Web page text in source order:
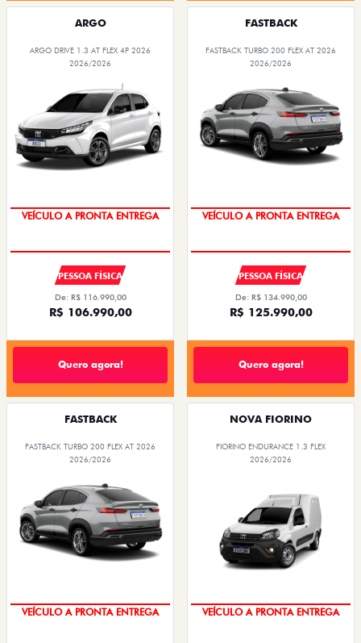
ARGO
ARGO DRIVE 1.3 AT FLEX 4P 2026
2026/2026
VEÍCULO A PRONTA ENTREGA
PESSOA FÍSICA
De: R$ 116.990,00
R$ 106.990,00
Quero agora!
FASTBACK
FASTBACK TURBO 200 FLEX AT 2026
2026/2026
VEÍCULO A PRONTA ENTREGA
PESSOA FÍSICA
De: R$ 134.990,00
R$ 125.990,00
Quero agora!
FASTBACK
FASTBACK TURBO 200 FLEX AT 2026
2026/2026
VEÍCULO A PRONTA ENTREGA
NOVA FIORINO
FIORINO ENDURANCE 1.3 FLEX
2026/2026
VEÍCULO A PRONTA ENTREGA